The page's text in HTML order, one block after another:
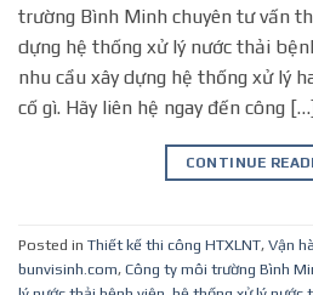
trường Bình Minh chuyên tư vấn
dựng hệ thống xử lý nước thải
nhu cầu xây dựng hệ thống xử lý
cố gì. Hãy liên hệ ngay đến công
CONTINUE
Posted in Thiết kế thi công HTXLNT, Vận
bunvisinh.com, Công ty môi trường Bình